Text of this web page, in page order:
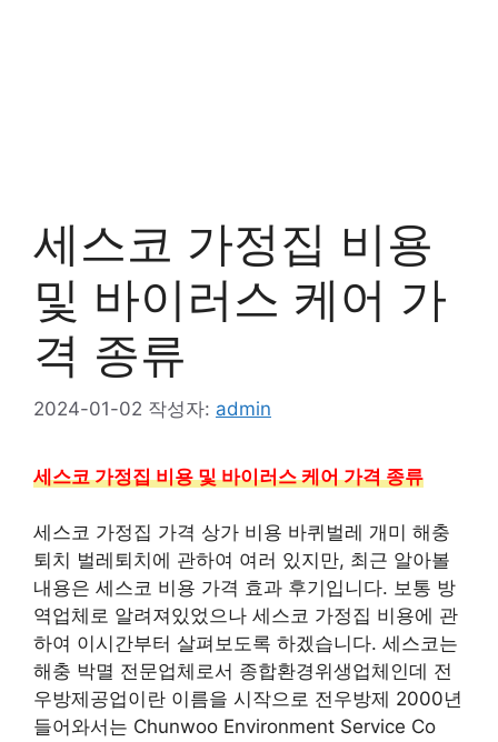
세스코 가정집 비용
및 바이러스 케어 가
격 종류
2024-01-02 작성자: admin
세스코 가정집 비용 및 바이러스 케어 가격 종류
세스코 가정집 가격 상가 비용 바퀴벌레 개미 해충
퇴치 벌레퇴치에 관하여 여러 있지만, 최근 알아볼
내용은 세스코 비용 가격 효과 후기입니다. 보통 방
역업체로 알려져있었으나 세스코 가정집 비용에 관
하여 이시간부터 살펴보도록 하겠습니다. 세스코는
해충 박멸 전문업체로서 종합환경위생업체인데 전
우방제공업이란 이름을 시작으로 전우방제 2000년
들어와서는 Chunwoo Environment Service Co